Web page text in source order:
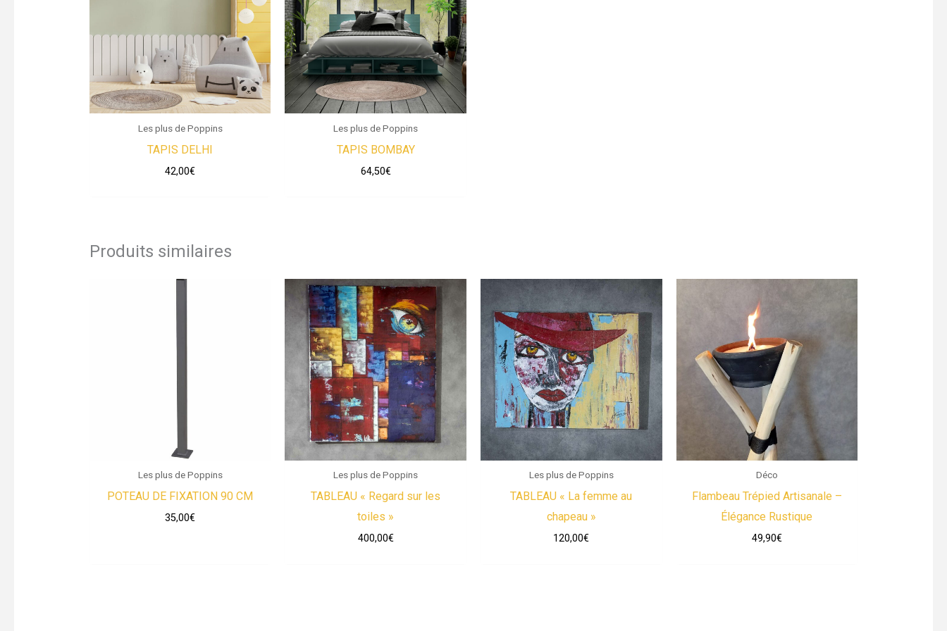
Les plus de Poppins
TAPIS DELHI
42,00€
Les plus de Poppins
TAPIS BOMBAY
64,50€
Produits similaires
Les plus de Poppins
POTEAU DE FIXATION 90 CM
35,00€
Les plus de Poppins
TABLEAU « Regard sur les
toiles »
400,00€
Les plus de Poppins
TABLEAU « La femme au
chapeau »
120,00€
Déco
Flambeau Trépied Artisanale –
Élégance Rustique
49,90€